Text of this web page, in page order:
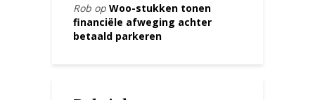
Rob op Woo-stukken tonen
financiële afweging achter
betaald parkeren